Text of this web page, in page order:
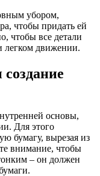
убором,
чтобы придать ей
чтобы все детали
легком движении.
основы,
Для этого
бумагу, вырезая из
внимание, чтобы
– он должен